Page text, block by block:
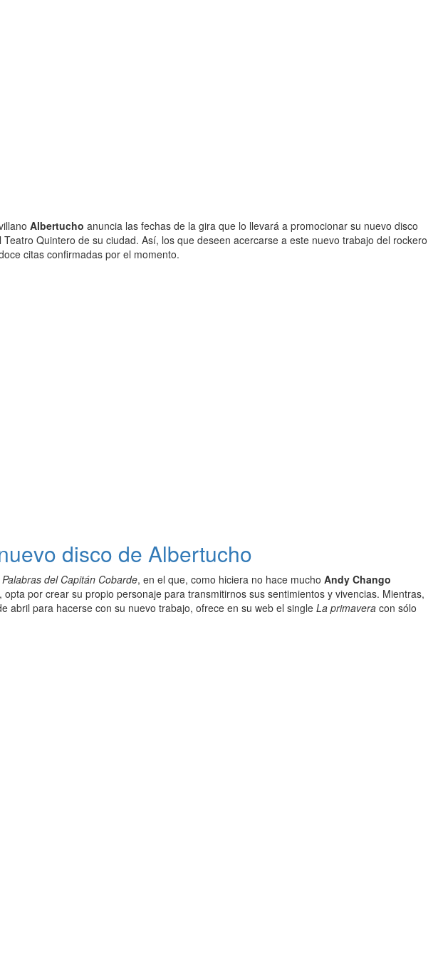
Albertucho anuncia las fechas de la gira que lo llevará a promocionar su nuevo disco
Quintero de su ciudad. Así, los que deseen acercarse a este nuevo trabajo del rockero
citas confirmadas por el momento.
disco de Albertucho
Palabras del Capitán Cobarde, en el que, como hiciera no hace mucho Andy Chango
opta por crear su propio personaje para transmitirnos sus sentimientos y vivencias. Mientras,
abril para hacerse con su nuevo trabajo, ofrece en su web el single La primavera con sólo